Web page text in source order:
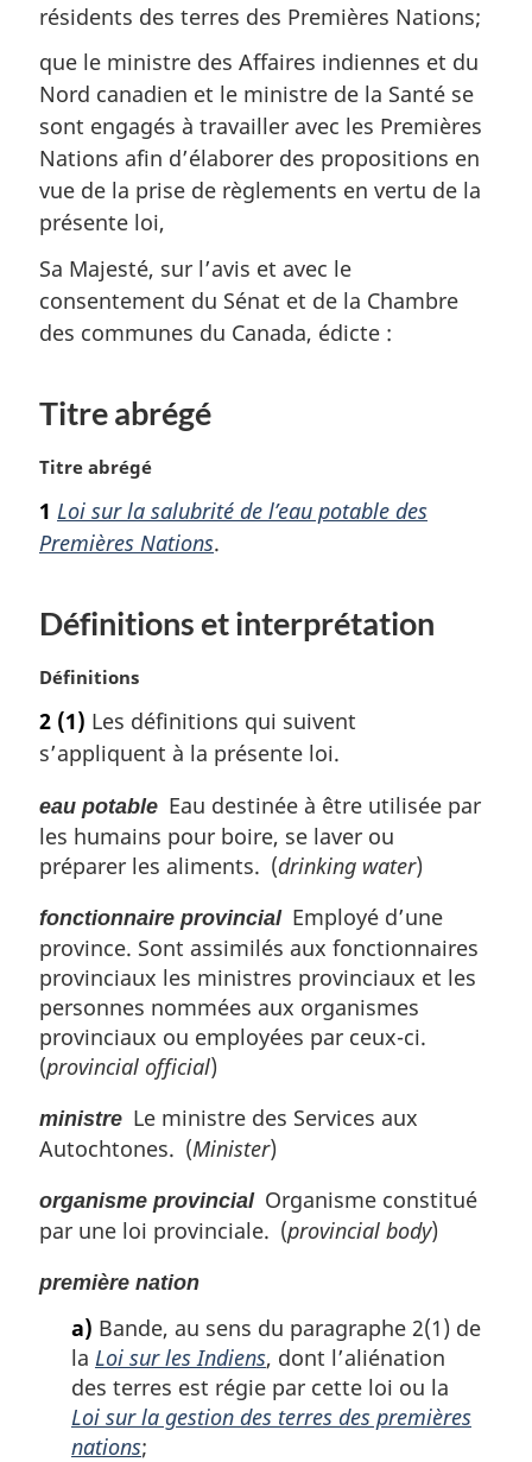
résidents des terres des Premières Nations;
que le ministre des Affaires indiennes et du
Nord canadien et le ministre de la Santé se
sont engagés à travailler avec les Premières
Nations afin d’élaborer des propositions en
vue de la prise de règlements en vertu de la
présente loi,
Sa Majesté, sur l’avis et avec le
consentement du Sénat et de la Chambre
des communes du Canada, édicte :
Titre abrégé
N
t
e
r
i
a
l
:
Titre abrégé
1 Loi sur la salubrité de l’eau potable des
Premières Nations.
Définitions et interprétation
N
t
e
a
r
g
i
n
a
l
e
:
Définitions
2 (1) Les définitions qui suivent
s’appliquent à la présente loi.
eau potable Eau destinée à être utilisée par
les humains pour boire, se laver ou
préparer les aliments. (drinking water)
fonctionnaire provincialEmployé d’une
province. Sont assimilés aux fonctionnaires
provinciaux les ministres provinciaux et les
personnes nommées aux organismes
provinciaux ou employées par ceux-ci.
(provincial official)
ministre Le ministre des Services aux
Autochtones. (Minister)
organisme provincialOrganisme constitué
par une loi provinciale. (provincial body)
première nation
a) Bande, au sens du paragraphe 2(1) de
la Loi sur les Indiens, dont l’aliénation
des terres est régie par cette loi ou la
Loi sur la gestion des terres des premières
nations;